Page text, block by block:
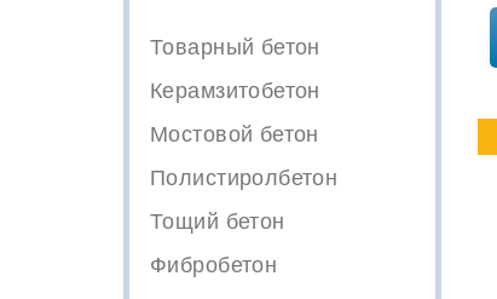
Товарный бетон
Керамзитобетон
Мостовой бетон
Полистиролбетон
Тощий бетон
Фибробетон